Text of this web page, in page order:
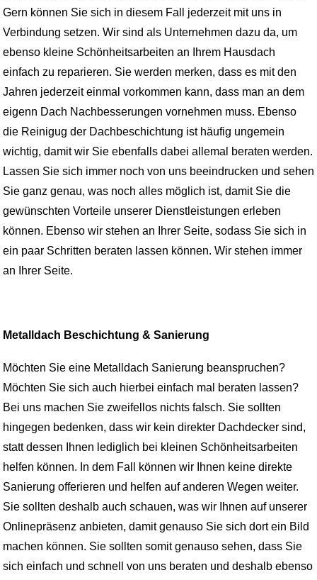
Gern können Sie sich in diesem Fall jederzeit mit uns in
Verbindung setzen. Wir sind als Unternehmen dazu da, um
ebenso kleine Schönheitsarbeiten an Ihrem Hausdach
einfach zu reparieren. Sie werden merken, dass es mit den
Jahren jederzeit einmal vorkommen kann, dass man an dem
eigenn Dach Nachbesserungen vornehmen muss. Ebenso
die Reinigug der Dachbeschichtung ist häufig ungemein
wichtig, damit wir Sie ebenfalls dabei allemal beraten werden.
Lassen Sie sich immer noch von uns beeindrucken und sehen
Sie ganz genau, was noch alles möglich ist, damit Sie die
gewünschten Vorteile unserer Dienstleistungen erleben
können. Ebenso wir stehen an Ihrer Seite, sodass Sie sich in
ein paar Schritten beraten lassen können. Wir stehen immer
an Ihrer Seite.
Metalldach Beschichtung & Sanierung
Möchten Sie eine Metalldach Sanierung beanspruchen?
Möchten Sie sich auch hierbei einfach mal beraten lassen?
Bei uns machen Sie zweifellos nichts falsch. Sie sollten
hingegen bedenken, dass wir kein direkter Dachdecker sind,
statt dessen Ihnen lediglich bei kleinen Schönheitsarbeiten
helfen können. In dem Fall können wir Ihnen keine direkte
Sanierung offerieren und helfen auf anderen Wegen weiter.
Sie sollten deshalb auch schauen, was wir Ihnen auf unserer
Onlinepräsenz anbieten, damit genauso Sie sich dort ein Bild
machen können. Sie sollten somit genauso sehen, dass Sie
sich einfach und schnell von uns beraten und deshalb ebenso